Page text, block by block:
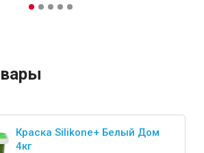
Краска Silikone+ Белый Дом
4кг